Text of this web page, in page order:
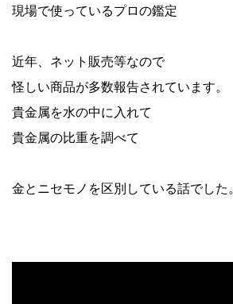
現場で使っているプロの鑑定
近年、ネット販売等なので
怪しい商品が多数報告されています。
貴金属を水の中に入れて
貴金属の比重を調べて
金とニセモノを区別している話でした。